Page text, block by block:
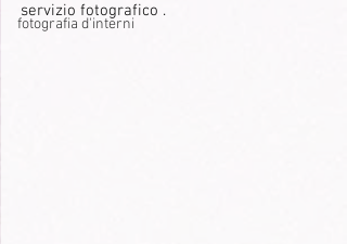
fotografia d'interni
servizio fotografico .